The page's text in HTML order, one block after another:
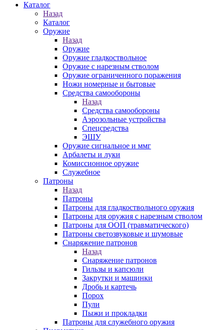
Каталог
Назад
Каталог
Оружие
Назад
Оружие
Оружие гладкоствольное
Оружие с нарезным стволом
Оружие ограниченного поражения
Ножи номерные и бытовые
Средства самообороны
Назад
Средства самообороны
Аэрозольные устройства
Спецсредства
ЭШУ
Оружие сигнальное и ммг
Арбалеты и луки
Комиссионное оружие
Служебное
Патроны
Назад
Патроны
Патроны для гладкоствольного оружия
Патроны для оружия с нарезным стволом
Патроны для ООП (травматического)
Патроны светозвуковые и шумовые
Снаряжение патронов
Назад
Снаряжение патронов
Гильзы и капсюли
Закрутки и машинки
Дробь и картечь
Порох
Пули
Пыжи и прокладки
Патроны для служебного оружия